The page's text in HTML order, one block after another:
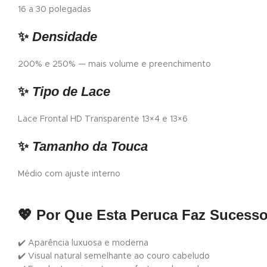
16 a 30 polegadas
✨ Densidade
200% e 250% — mais volume e preenchimento
✨ Tipo de Lace
Lace Frontal HD Transparente 13×4 e 13×6
✨ Tamanho da Touca
Médio com ajuste interno
💖 Por Que Esta Peruca Faz
✔️ Aparência luxuosa e moderna
✔️ Visual natural semelhante ao couro cabeludo